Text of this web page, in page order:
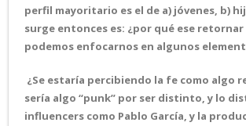
perfil mayoritario es el de a) jóvenes, b)
surge entonces es: ¿por qué ese
podemos enfocarnos en algunos
¿Se estaría percibiendo la fe como algo
sería algo “punk” por ser distinto, y lo
influencers como Pablo García, y la